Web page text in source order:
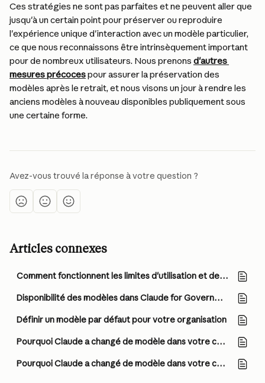
Ces stratégies ne sont pas parfaites et ne peuvent aller que
jusqu'à un certain point pour préserver ou reproduire
l'expérience unique d'interaction avec un modèle particulier,
ce que nous reconnaissons être intrinsèquement important
pour de nombreux utilisateurs. Nous prenons d'autres
mesures précoces pour assurer la préservation des
modèles après le retrait, et nous visons un jour à rendre les
anciens modèles à nouveau disponibles publiquement sous
une certaine forme.
Avez-vous trouvé la réponse à votre question ?
Articles connexes
Comment fonctionnent les limites d'utilisation et de longueur ?
Disponibilité des modèles dans Claude for Government
Définir un modèle par défaut pour votre organisation
Pourquoi Claude a changé de modèle dans votre conversation avec Fable 5
Pourquoi Claude a changé de modèle dans votre conversation avec Opus 5